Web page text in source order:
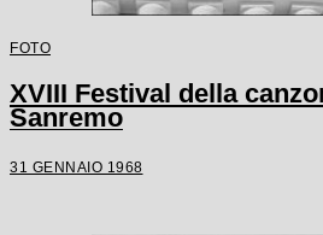
FOTO
XVIII Festival della
Sanremo
31 GENNAIO 1968